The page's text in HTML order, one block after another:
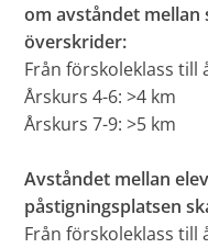
om avståndet mellan
överskrider:
Från förskoleklass till
Årskurs 4-6: >4 km
Årskurs 7-9: >5 km
Avståndet mellan
påstigningsplatsen
Från förskoleklass till